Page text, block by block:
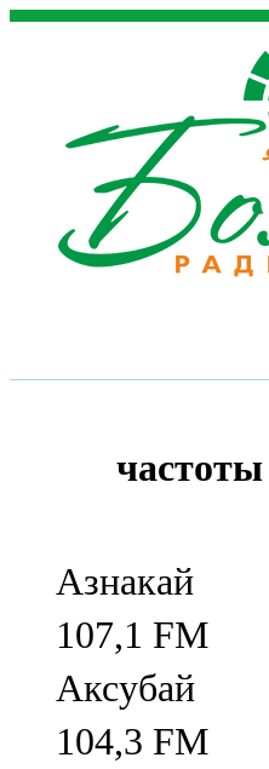
Азнакай
107,1 FM
Аксубай
104,3 FM